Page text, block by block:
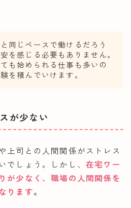
同じペースで働けるだろう
を感じる必要もありません。
も始められる仕事も多いの
を積んでいけます。
が少ない
上司との人間関係がストレス
でしょう。しかし、 在宅ワー
が少なく、職場の人間関係を
ります。